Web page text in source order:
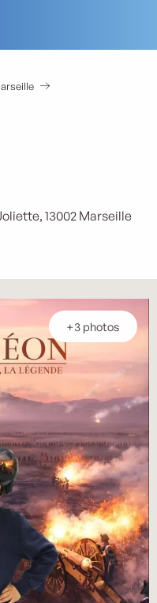
13002 Marseille
+3 photos